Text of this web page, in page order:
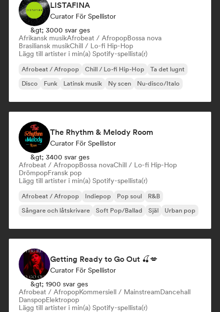
LISTAFINA
Curator För Spellistor
&gt; 3000 svar ges
Afrikansk musikAfrobeat / AfropopBossa nova
Brasiliansk musikChill / Lo-fi Hip-Hop
Lägg till artister i min(a) Spotify-spellista(r)
Afrobeat / Afropop Chill / Lo-fi Hip-Hop
Ta det lugnt
Disco
Funk Latinsk musik Ny scen Nu-disco/Italo
The Rhythm & Melody Room
Curator För Spellistor
&gt; 3400 svar ges
Afrobeat / AfropopBossa novaChill / Lo-fi Hip-Hop
DrömpopFransk pop
Lägg till artister i min(a) Spotify-spellista(r)
Afrobeat / Afropop Indiepop Pop soul
R&B
Sångare och låtskrivare
Soft Pop/Ballad Själ Urban pop
Getting Ready to Go Out 🍒💋
Curator För Spellistor
&gt; 1900 svar ges
Afrobeat / AfropopKommersiell / MainstreamDancehall
DanspopElektropop
Lägg till artister i min(a) Spotify-spellista(r)